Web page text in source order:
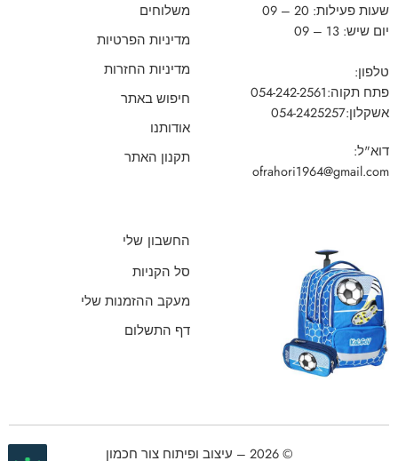
שעות פעילות: 20 – 09
יום שיש: 13 – 09
טלפון:
פתח תקוה:054-242-2561
אשקלון:054-2425257
דוא"ל:
ofrahori1964@gmail.com
משלוחים
מדיניות הפרטיות
מדיניות החזרות
חיפוש באתר
אודותנו
תקנון האתר
החשבון שלי
סל הקניות
מעקב ההזמנות שלי
דף התשלום
© 2026 – עיצוב ופיתוח צור חכמון